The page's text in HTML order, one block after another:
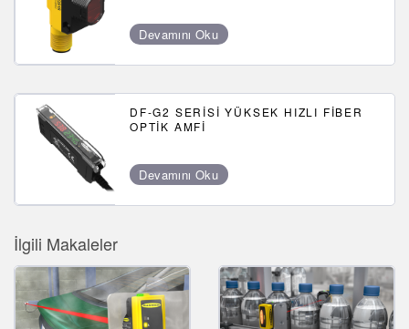
Devamını Oku
DF-G2 SERISI YÜKSEK HIZLI FIBER
OPTIK AMFI
Devamını Oku
İlgili Makaleler